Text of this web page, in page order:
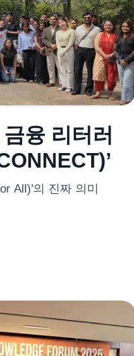
융 리터러
All)'의 진짜 의미